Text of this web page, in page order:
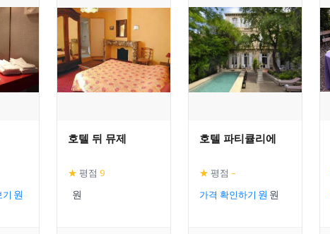
호텔 뒤 뮤제
★ 평점 9
호텔 파티큘리에
★ 평점 –
가격 확인하기